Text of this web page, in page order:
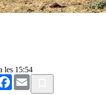
les 15:54
Facebook
Email